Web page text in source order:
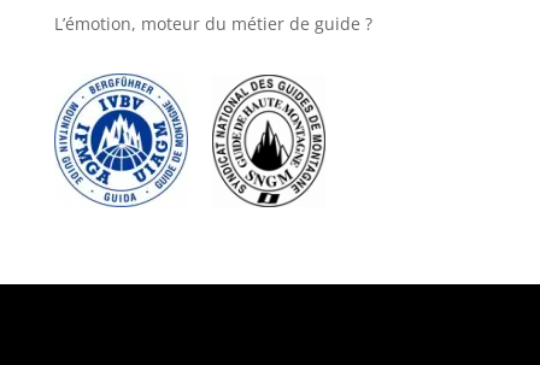
L’émotion, moteur du métier de guide ?